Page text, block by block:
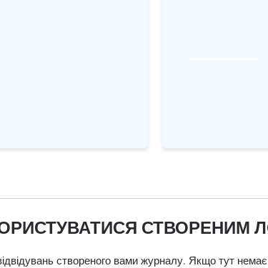
СТВОРЕНИМ
створеного вами журналу. Якщо тут